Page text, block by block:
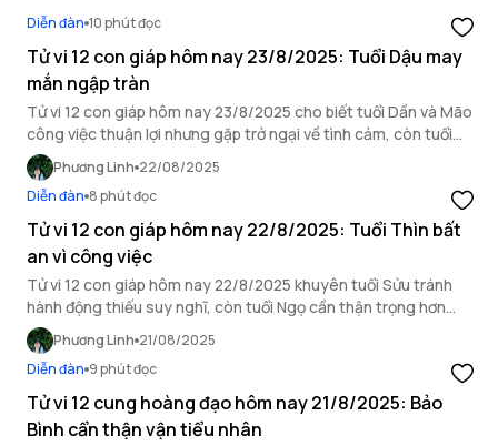
Diễn đàn 10 phút đọc
Tử vi 12 con giáp hôm nay 23/8/2025: Tuổi Dậu may
mắn ngập tràn
Tử vi 12 con giáp hôm nay 23/8/2025 cho biết tuổi Dần và Mão
công việc thuận lợi nhưng gặp trở ngại về tình cảm, còn tuổi
Dậu may mắn ngập tràn.
Phương Linh 22/08/2025
Diễn đàn 8 phút đọc
Tử vi 12 con giáp hôm nay 22/8/2025: Tuổi Thìn bất
an vì công việc
Tử vi 12 con giáp hôm nay 22/8/2025 khuyên tuổi Sửu tránh
hành động thiếu suy nghĩ, còn tuổi Ngọ cần thận trọng hơn
trong mối quan hệ xã giao.
Phương Linh 21/08/2025
Diễn đàn 9 phút đọc
Tử vi 12 cung hoàng đạo hôm nay 21/8/2025: Bảo
Bình cẩn thận vận tiểu nhân